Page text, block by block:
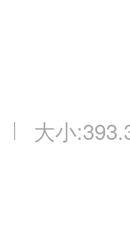
大小